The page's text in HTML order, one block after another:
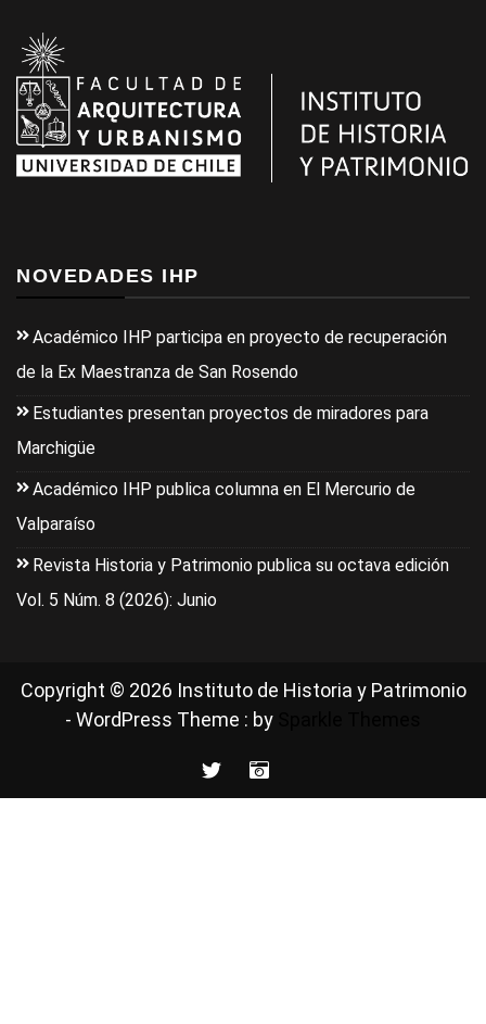
NOVEDADES IHP
Académico IHP participa en proyecto de recuperación
de la Ex Maestranza de San Rosendo
Estudiantes presentan proyectos de miradores para
Marchigüe
Académico IHP publica columna en El Mercurio de
Valparaíso
Revista Historia y Patrimonio publica su octava edición
Vol. 5 Núm. 8 (2026): Junio
Copyright © 2026 Instituto de Historia y Patrimonio
- WordPress Theme : by